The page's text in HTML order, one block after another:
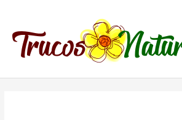
contenido